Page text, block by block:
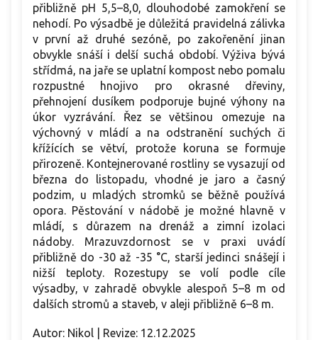
přibližně pH 5,5–8,0, dlouhodobé zamokření se
nehodí. Po výsadbě je důležitá pravidelná zálivka
v první až druhé sezóně, po zakořenění jinan
obvykle snáší i delší suchá období. Výživa bývá
střídmá, na jaře se uplatní kompost nebo pomalu
rozpustné hnojivo pro okrasné dřeviny,
přehnojení dusíkem podporuje bujné výhony na
úkor vyzrávání. Řez se většinou omezuje na
výchovný v mládí a na odstranění suchých či
křížících se větví, protože koruna se formuje
přirozeně. Kontejnerované rostliny se vysazují od
března do listopadu, vhodné je jaro a časný
podzim, u mladých stromků se běžně používá
opora. Pěstování v nádobě je možné hlavně v
mládí, s důrazem na drenáž a zimní izolaci
nádoby. Mrazuvzdornost se v praxi uvádí
přibližně do -30 až -35 °C, starší jedinci snášejí i
nižší teploty. Rozestupy se volí podle cíle
výsadby, v zahradě obvykle alespoň 5–8 m od
dalších stromů a staveb, v aleji přibližně 6–8 m.
Autor: Nikol | Revize: 12.12.2025